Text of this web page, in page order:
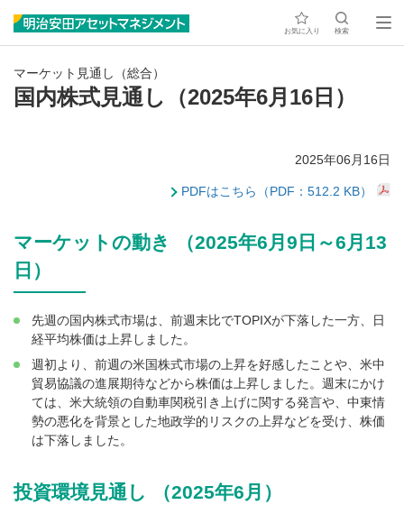
お気に入り 検索
マーケット見通し（総合）
国内株式見通し（2025年6月16日）
2025年06月16日
PDFはこちら（PDF：512.2 KB）
マーケットの動き （2025年6月9日～6月13
日）
先週の国内株式市場は、前週末比でTOPIXが下落した一方、日
経平均株価は上昇しました。
週初より、前週の米国株式市場の上昇を好感したことや、米中
貿易協議の進展期待などから株価は上昇しました。週末にかけ
ては、米大統領の自動車関税引き上げに関する発言や、中東情
勢の悪化を背景とした地政学的リスクの上昇などを受け、株価
は下落しました。
投資環境見通し （2025年6月）